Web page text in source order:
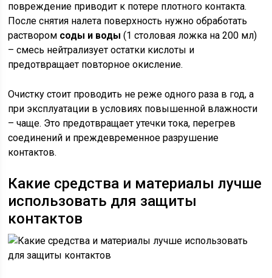
повреждение приводит к потере плотного контакта.
После снятия налета поверхность нужно обработать
раствором соды и воды (1 столовая ложка на 200 мл)
– смесь нейтрализует остатки кислоты и
предотвращает повторное окисление.
Очистку стоит проводить не реже одного раза в год, а
при эксплуатации в условиях повышенной влажности
– чаще. Это предотвращает утечки тока, перегрев
соединений и преждевременное разрушение
контактов.
Какие средства и материалы лучше
использовать для защиты
контактов